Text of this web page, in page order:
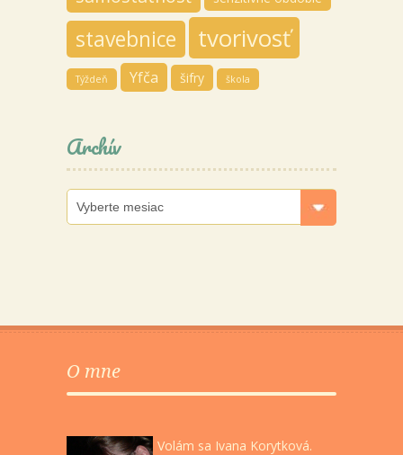
stavebnice tvorivosť
Týždeň Yfča šifry škola
Archív
Archív
O mne
Volám sa Ivana Korytková.